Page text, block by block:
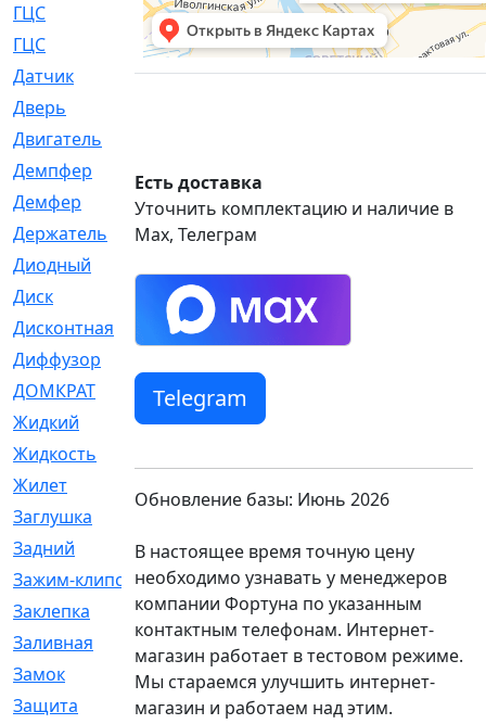
ГЦC
[6]
ГЦС
[74]
Датчик
[969]
Дверь
Двигатель
Демпфер
Демфер
[1]
Держатель
[5]
Диодный
Диск
[418]
Дисконтная
[1]
Диффузор
ДОМКРАТ
[1]
Жидкий
[5]
Жидкость
Жилет
Заглушка
Задний
[528]
Зажим-клипса
[1]
Заклепка
[1]
Заливная
[4]
Замок
[12]
Защита
[79]
Есть доставка
Уточнить комплектацию и наличие в
Max, Телеграм
Telegram
Обновление базы: Июнь 2026
В настоящее время точную цену
необходимо узнавать у менеджеров
компании Фортуна по указанным
контактным телефонам. Интернет-
магазин работает в тестовом режиме.
Мы стараемся улучшить интернет-
магазин и работаем над этим.